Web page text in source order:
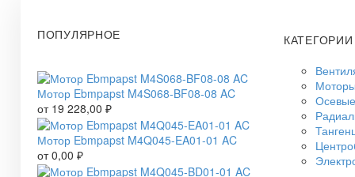
ПОПУЛЯРНОЕ
Мотор Ebmpapst M4S068-BF08-08 AC
от 19 228,00 ₽
Мотор Ebmpapst M4Q045-EA01-01 AC
от0,00 ₽
КАТЕГОРИИ